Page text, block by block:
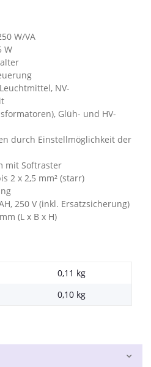
W/VA
W
NV-
Glüh- und HV-
durch Einstellmöglichkeit der
mit Softraster
2 x 2,5 mm² (starr)
250 V (inkl. Ersatzsicherung)
(L x B x H)
0,11 kg
0,10 kg